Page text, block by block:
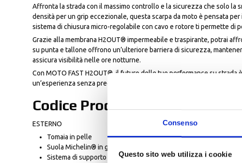
Consenso
Questo sito web utilizza i cookie
Affronta la strada con il massimo controllo e la sicurezza che solo la
densità per un grip eccezionale, questa scarpa da moto è pensata
sistema di chiusura micro-regolabile con cavo e rotore ti permette di
Grazie alla membrana H2OUT® impermeabile e traspirante, potrai
su punta e tallone offrono un’ulteriore barriera di sicurezza,
assicura visibilità nelle ore notturne.
Con MOTO FAST H2OUT®, il futuro delle tue performance su
un’esperienza senza precedenti.
Codice Prodotto: S122
ESTERNO
Tomaia in pelle
Suola Michelin® in gomma vulcanizzata a doppia densità ad alto
Sistema di supporto plastico del tallone H.S.S. (Heel Support